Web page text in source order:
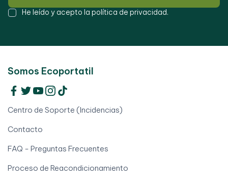
He leído y acepto la política de privacidad.
Somos Ecoportatil
Centro de Soporte (Incidencias)
Contacto
FAQ - Preguntas Frecuentes
Proceso de Reacondicionamiento